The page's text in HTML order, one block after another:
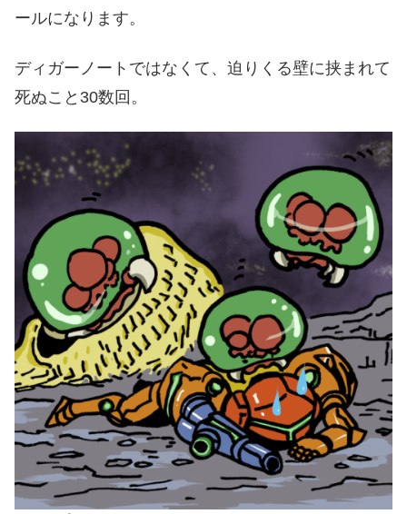
ールになります。
ディガーノートではなくて、迫りくる壁に挟まれて
死ぬこと30数回。